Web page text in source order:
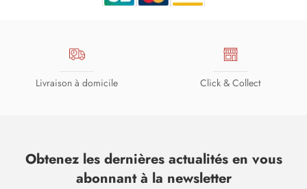
Livraison à domicile Click & Collect
Obtenez les dernières actualités en vous
abonnant à la newsletter